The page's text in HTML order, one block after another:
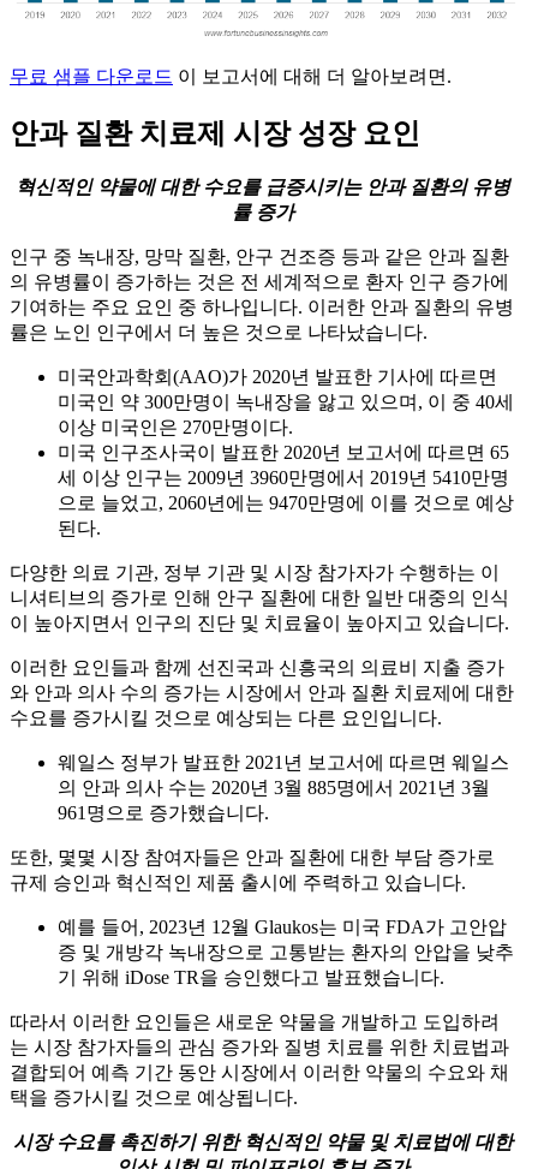
무료 샘플 다운로드 이 보고서에 대해 더 알아보려면.
안과 질환 치료제 시장 성장 요인
혁신적인 약물에 대한 수요를 급증시키는 안과 질환의 유병
률 증가
인구 중 녹내장, 망막 질환, 안구 건조증 등과 같은 안과 질환
의 유병률이 증가하는 것은 전 세계적으로 환자 인구 증가에
기여하는 주요 요인 중 하나입니다. 이러한 안과 질환의 유병
률은 노인 인구에서 더 높은 것으로 나타났습니다.
미국안과학회(AAO)가 2020년 발표한 기사에 따르면
미국인 약 300만명이 녹내장을 앓고 있으며, 이 중 40세
이상 미국인은 270만명이다.
미국 인구조사국이 발표한 2020년 보고서에 따르면 65
세 이상 인구는 2009년 3960만명에서 2019년 5410만명
으로 늘었고, 2060년에는 9470만명에 이를 것으로 예상
된다.
다양한 의료 기관, 정부 기관 및 시장 참가자가 수행하는 이
니셔티브의 증가로 인해 안구 질환에 대한 일반 대중의 인식
이 높아지면서 인구의 진단 및 치료율이 높아지고 있습니다.
이러한 요인들과 함께 선진국과 신흥국의 의료비 지출 증가
와 안과 의사 수의 증가는 시장에서 안과 질환 치료제에 대한
수요를 증가시킬 것으로 예상되는 다른 요인입니다.
웨일스 정부가 발표한 2021년 보고서에 따르면 웨일스
의 안과 의사 수는 2020년 3월 885명에서 2021년 3월
961명으로 증가했습니다.
또한, 몇몇 시장 참여자들은 안과 질환에 대한 부담 증가로
규제 승인과 혁신적인 제품 출시에 주력하고 있습니다.
예를 들어, 2023년 12월 Glaukos는 미국 FDA가 고안압
증 및 개방각 녹내장으로 고통받는 환자의 안압을 낮추
기 위해 iDose TR을 승인했다고 발표했습니다.
따라서 이러한 요인들은 새로운 약물을 개발하고 도입하려
는 시장 참가자들의 관심 증가와 질병 치료를 위한 치료법과
결합되어 예측 기간 동안 시장에서 이러한 약물의 수요와 채
택을 증가시킬 것으로 예상됩니다.
시장 수요를 촉진하기 위한 혁신적인 약물 및 치료법에 대한